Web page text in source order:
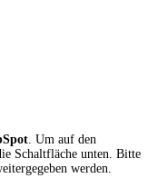
. Um auf den
Schaltfläche unten. Bitte
werden.